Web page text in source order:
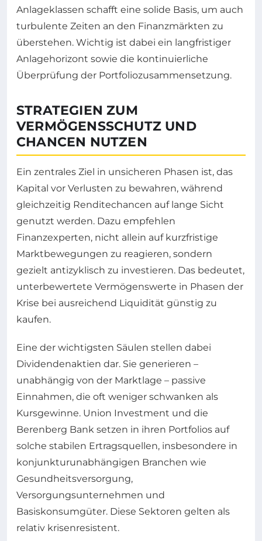
Anlageklassen schafft eine solide Basis, um auch
turbulente Zeiten an den Finanzmärkten zu
überstehen. Wichtig ist dabei ein langfristiger
Anlagehorizont sowie die kontinuierliche
Überprüfung der Portfoliozusammensetzung.
STRATEGIEN ZUM
VERMÖGENSSCHUTZ UND
CHANCEN NUTZEN
Ein zentrales Ziel in unsicheren Phasen ist, das
Kapital vor Verlusten zu bewahren, während
gleichzeitig Renditechancen auf lange Sicht
genutzt werden. Dazu empfehlen
Finanzexperten, nicht allein auf kurzfristige
Marktbewegungen zu reagieren, sondern
gezielt antizyklisch zu investieren. Das bedeutet,
unterbewertete Vermögenswerte in Phasen der
Krise bei ausreichend Liquidität günstig zu
kaufen.
Eine der wichtigsten Säulen stellen dabei
Dividendenaktien dar. Sie generieren –
unabhängig von der Marktlage – passive
Einnahmen, die oft weniger schwanken als
Kursgewinne. Union Investment und die
Berenberg Bank setzen in ihren Portfolios auf
solche stabilen Ertragsquellen, insbesondere in
konjunkturunabhängigen Branchen wie
Gesundheitsversorgung,
Versorgungsunternehmen und
Basiskonsumgüter. Diese Sektoren gelten als
relativ krisenresistent.